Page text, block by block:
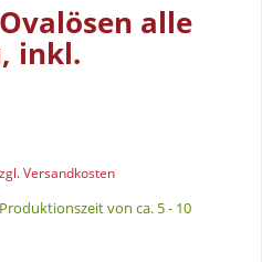
alle
inkl.
Versandkosten
von ca. 5 - 10